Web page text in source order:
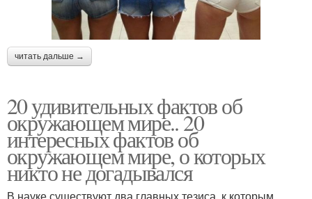
читать дальше →
20 удивительных фактов об
окружающем мире.. 20
интересных фактов об
окружающем мире, о которых
никто не догадывался
В науке существуют два главных тезиса, к которым